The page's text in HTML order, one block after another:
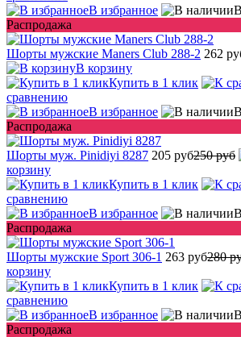
В избранное
Распродажа
Шорты мужские Maners Club 288-2 262
В корзину
Купить в 1 клик
сравнению
В избранное
Распродажа
Шорты муж. Pinidiyi 8287 205 руб250 руб
корзину
Купить в 1 клик
сравнению
В избранное
Распродажа
Шорты мужские Sport 306-1 263 руб280
корзину
Купить в 1 клик
сравнению
В избранное
Распродажа